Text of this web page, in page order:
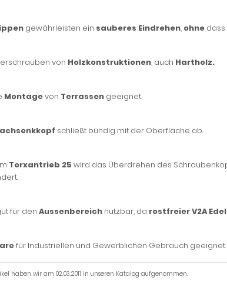
gewährleisten ein sauberes Eindrehen, ohne
von Holzkonstruktionen, auch Hartholz.
Montagevon Terrassen geeignet
schließt bündig mit der Oberfläche ab.
Torxantrieb 25 wird das Überdrehen des
für den Aussenbereich nutzbar, da rostfreier V2A
für Industriellen und Gewerblichen Gebrauch geeignet.
haben wir am 02.03.2011 in unseren Katalog aufgenommen.